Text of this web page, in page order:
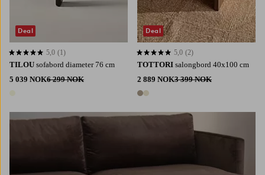
TILOU sofabord diameter 76 cm
5 039 NOK6 299 NOK
5,0 basert på 1 karaktergivninger
5,0 (1)
Deal
TOTTORI salongbord 40x100 cm
2 889 NOK3 399 NOK
2 farger
5,0 basert på 2 karaktergivninger
5,0 (2)
Deal